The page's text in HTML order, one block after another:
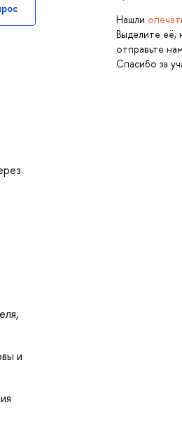
Нашли
Выделите её,
отправьте
Спасибо за
и